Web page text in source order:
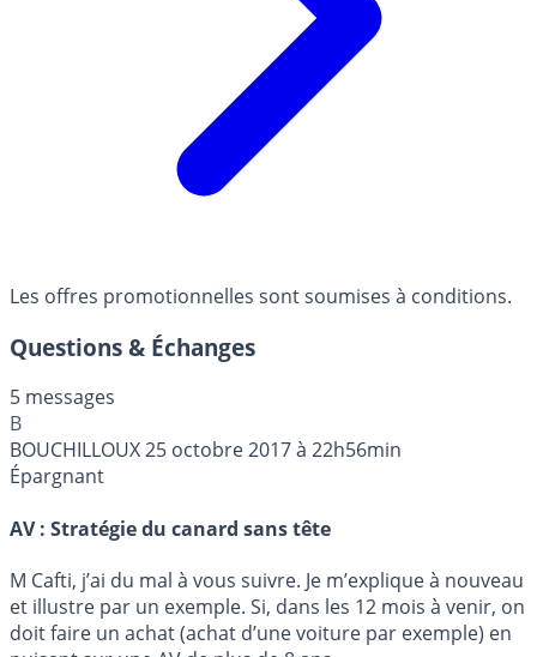
Les offres promotionnelles sont soumises à conditions.
Questions & Échanges
5 messages
B
BOUCHILLOUX25 octobre 2017 à 22h56min
Épargnant
AV : Stratégie du canard sans tête
M Cafti, j’ai du mal à vous suivre. Je m’explique à nouveau
et illustre par un exemple. Si, dans les 12 mois à venir, on
doit faire un achat (achat d’une voiture par exemple) en